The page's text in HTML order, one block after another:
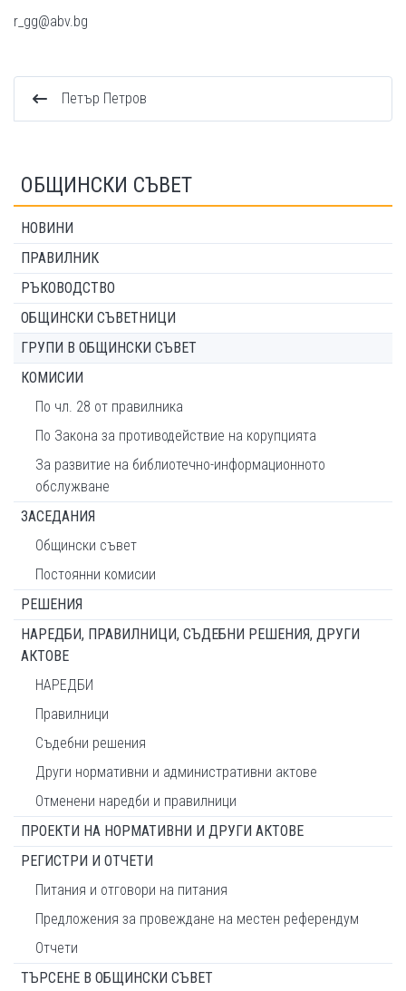
r_gg@abv.bg
Петър Петров
ОБЩИНСКИ СЪВЕТ
НОВИНИ
ПРАВИЛНИК
РЪКОВОДСТВО
ОБЩИНСКИ СЪВЕТНИЦИ
ГРУПИ В ОБЩИНСКИ СЪВЕТ
КОМИСИИ
По чл. 28 от правилника
По Закона за противодействие на корупцията
За развитие на библиотечно-информационното
обслужване
ЗАСЕДАНИЯ
Общински съвет
Постоянни комисии
РЕШЕНИЯ
НАРЕДБИ, ПРАВИЛНИЦИ, СЪДЕБНИ РЕШЕНИЯ, ДРУГИ
АКТОВЕ
НАРЕДБИ
Правилници
Съдебни решения
Други нормативни и административни актове
Отменени наредби и правилници
ПРОЕКТИ НА НОРМАТИВНИ И ДРУГИ АКТОВЕ
РЕГИСТРИ И ОТЧЕТИ
Питания и отговори на питания
Предложения за провеждане на местен референдум
Отчети
ТЪРСЕНЕ В ОБЩИНСКИ СЪВЕТ